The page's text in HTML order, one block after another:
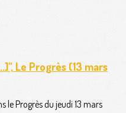
Le Progrès (13 mars
le Progrès du jeudi 13 mars